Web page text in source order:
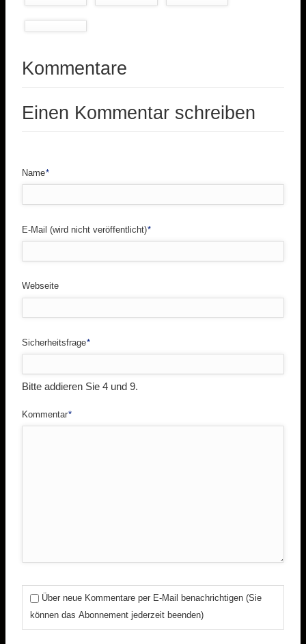
Kommentare
Einen Kommentar schreiben
Pflichtfeld
Name*
Pflichtfeld
E-Mail (wird nicht veröffentlicht)*
Webseite
Pflichtfeld
Sicherheitsfrage*
Bitte addieren Sie 4 und 9.
Pflichtfeld
Kommentar*
Über neue Kommentare per E-Mail benachrichtigen (Sie
können das Abonnement jederzeit beenden)